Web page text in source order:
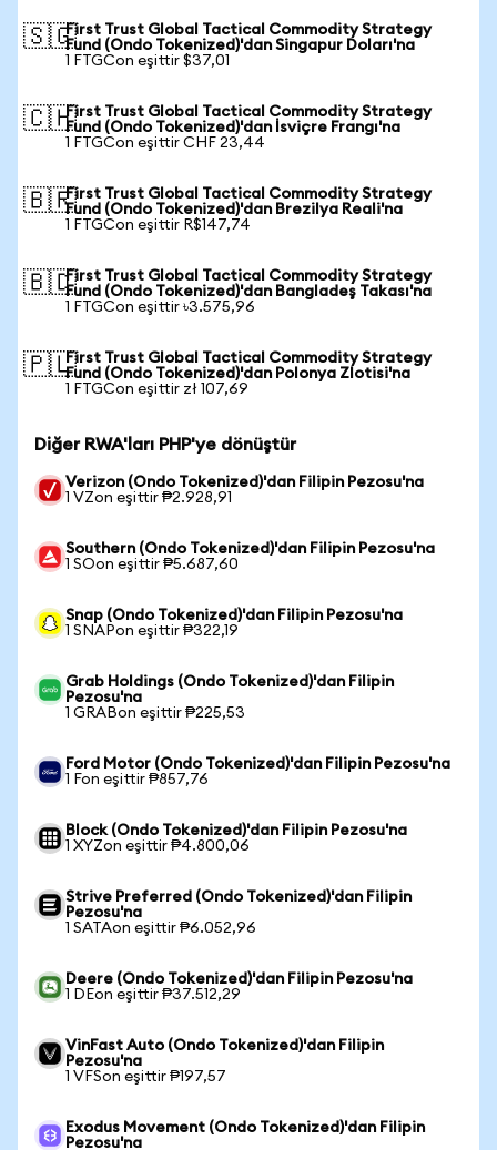
🇸🇬First Trust Global Tactical Commodity Strategy
Fund (Ondo Tokenized)'dan Singapur Doları'na
1 FTGCon eşittir $37,01
🇨🇭First Trust Global Tactical Commodity Strategy
Fund (Ondo Tokenized)'dan İsviçre Frangı'na
1 FTGCon eşittir CHF 23,44
🇧🇷First Trust Global Tactical Commodity Strategy
Fund (Ondo Tokenized)'dan Brezilya Reali'na
1 FTGCon eşittir R$147,74
🇧🇩First Trust Global Tactical Commodity Strategy
Fund (Ondo Tokenized)'dan Bangladeş Takası'na
1 FTGCon eşittir ৳3.575,96
🇵🇱First Trust Global Tactical Commodity Strategy
Fund (Ondo Tokenized)'dan Polonya Zlotisi'na
1 FTGCon eşittir zł 107,69
Diğer RWA'ları PHP'ye dönüştür
Verizon (Ondo Tokenized)'dan Filipin Pezosu'na
1 VZon eşittir ₱2.928,91
Southern (Ondo Tokenized)'dan Filipin Pezosu'na
1 SOon eşittir ₱5.687,60
Snap (Ondo Tokenized)'dan Filipin Pezosu'na
1 SNAPon eşittir ₱322,19
Grab Holdings (Ondo Tokenized)'dan Filipin
Pezosu'na
1 GRABon eşittir ₱225,53
Ford Motor (Ondo Tokenized)'dan Filipin Pezosu'na
1 Fon eşittir ₱857,76
Block (Ondo Tokenized)'dan Filipin Pezosu'na
1 XYZon eşittir ₱4.800,06
Strive Preferred (Ondo Tokenized)'dan Filipin
Pezosu'na
1 SATAon eşittir ₱6.052,96
Deere (Ondo Tokenized)'dan Filipin Pezosu'na
1 DEon eşittir ₱37.512,29
VinFast Auto (Ondo Tokenized)'dan Filipin
Pezosu'na
1 VFSon eşittir ₱197,57
Exodus Movement (Ondo Tokenized)'dan Filipin
Pezosu'na